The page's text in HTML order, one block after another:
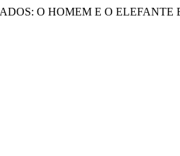
O HOMEM E O